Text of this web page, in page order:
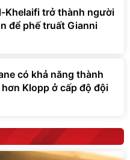
Khelaifi trở thành người
để phế truất Gianni
có khả năng thành
Klopp ở cấp độ đội